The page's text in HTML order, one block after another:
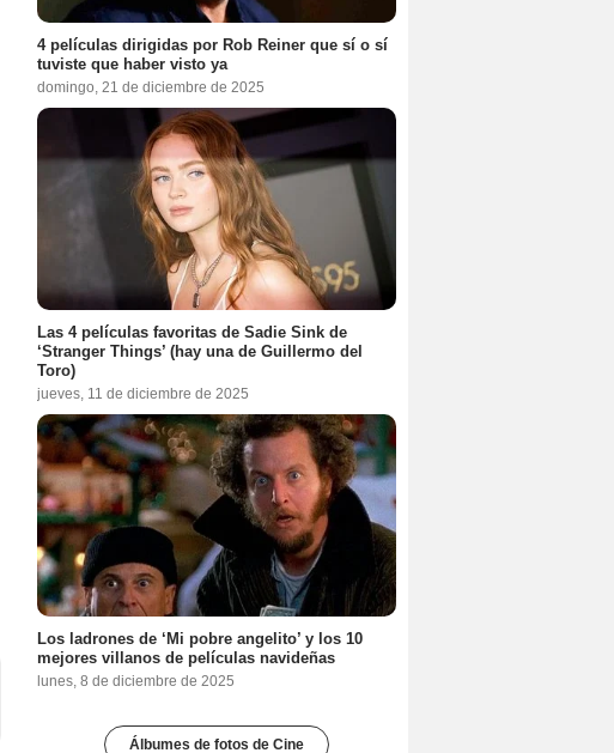
4 películas dirigidas por Rob Reiner que sí o sí
tuviste que haber visto ya
domingo, 21 de diciembre de 2025
Las 4 películas favoritas de Sadie Sink de
‘Stranger Things’ (hay una de Guillermo del
Toro)
jueves, 11 de diciembre de 2025
Los ladrones de ‘Mi pobre angelito’ y los 10
mejores villanos de películas navideñas
lunes, 8 de diciembre de 2025
Álbumes de fotos de Cine